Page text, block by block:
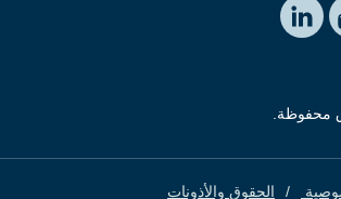
The Washington
The Washington
The Washington Institute on
The Washington Institute on LinkedIn
الحقوق والأذونات